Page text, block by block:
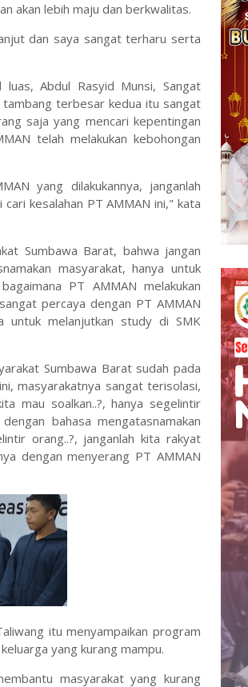
akan lebih maju dan berkwalitas.
dan saya sangat terharu serta
Abdul Rasyid Munsi, Sangat
tambang terbesar kedua itu sangat
saja yang mencari kepentingan
telah melakukan kebohongan
yang dilakukannya, janganlah
kesalahan PT AMMAN ini," kata
Sumbawa Barat, bahwa jangan
masyarakat, hanya untuk
PT AMMAN melakukan
percaya dengan PT AMMAN
untuk melanjutkan study di SMK
Sumbawa Barat sudah pada
masyarakatnya sangat terisolasi,
mau soalkan..?, hanya segelintir
bahasa mengatasnamakan
orang..?, janganlah kita rakyat
dengan menyerang PT AMMAN
itu menyampaikan program
yang kurang mampu.
masyarakat yang kurang